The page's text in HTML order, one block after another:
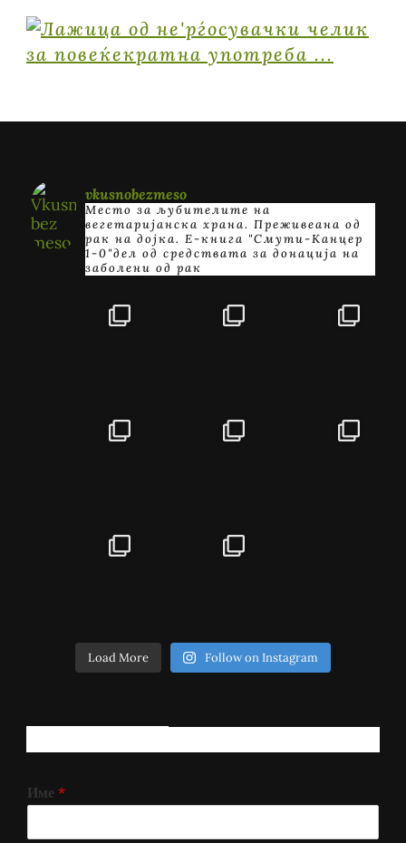
vkusnobezmeso
Место за љубителите на
вегетаријанска храна. Преживеана од
рак на дојка. E-книга "Смути-Канцер
1-0"дел од средствата за донација на
заболени од рак
Load More Follow on Instagram
Име *